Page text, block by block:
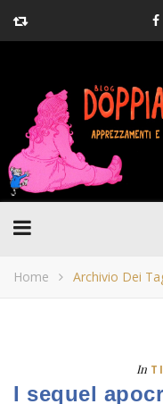
Home Archivio Dei
In
I sequel